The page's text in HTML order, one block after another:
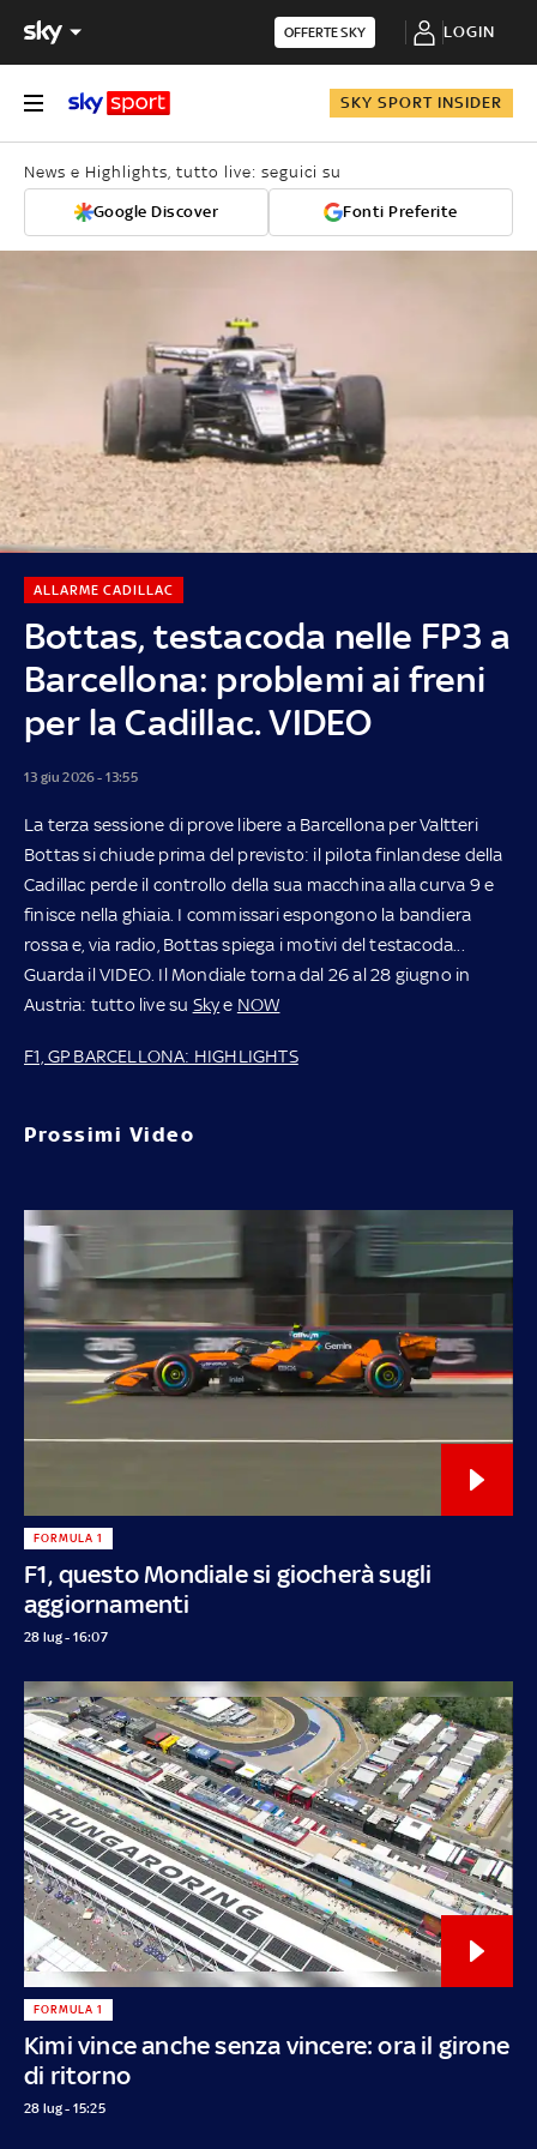
OFFERTE SKY LOGIN
SKY SPORT INSIDER
News e Highlights, tutto live: seguici su
Google Discover Fonti Preferite
Bottas, testacoda nelle FP3 a
Barcellona: problemi ai freni
per la Cadillac. VIDEO
ALLARME CADILLAC
13 giu 2026 - 13:55
La terza sessione di prove libere a Barcellona per Valtteri
Bottas si chiude prima del previsto: il pilota finlandese della
Cadillac perde il controllo della sua macchina alla curva 9 e
finisce nella ghiaia. I commissari espongono la bandiera
rossa e, via radio, Bottas spiega i motivi del testacoda...
Guarda il VIDEO. Il Mondiale torna dal 26 al 28 giugno in
Austria: tutto live su Skye NOW
F1, GP BARCELLONA: HIGHLIGHTS
Prossimi Video
F1, questo Mondiale si giocherà sugli
aggiornamenti
FORMULA 1
28 lug - 16:07
Kimi vince anche senza vincere: ora il girone
di ritorno
FORMULA 1
28 lug - 15:25